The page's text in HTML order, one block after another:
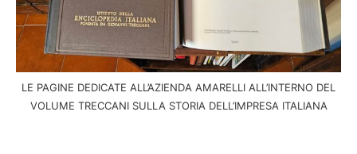
LE PAGINE DEDICATE ALL’AZIENDA AMARELLI ALL’INTERNO DEL
VOLUME TRECCANI SULLA STORIA DELL’IMPRESA ITALIANA